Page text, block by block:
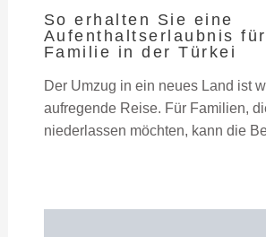
So erhalten Sie eine
Aufenthaltserlaubnis
Familie in der Türkei
Der Umzug in ein neues Land ist
aufregende Reise. Für Familien,
niederlassen möchten, kann die